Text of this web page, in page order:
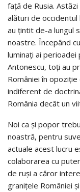
faţă de Rusia.
alături de
au ţintit de-a lungul
noastre. Începând
luminaţi ai perioadei
Antonescu, toţi au
României în opoziţie
indiferent de
România decât un
Noi ca şi popor
noastră, pentru
actuale acest lucru
colaborarea cu
de ruşi a căror
graniţele României